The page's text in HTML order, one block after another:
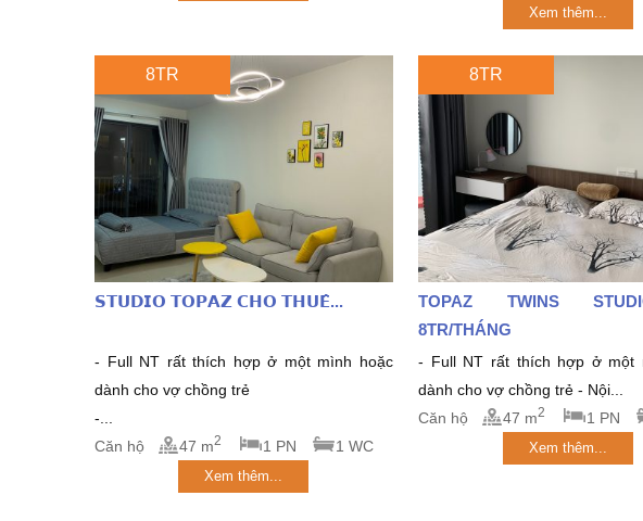
Xem thêm...
8TR
𝗦𝗧𝗨𝗗𝗜𝗢 𝗧𝗢𝗣𝗔𝗭 𝗖𝗛𝗢 𝗧𝗛𝗨𝗘̂...
- Full NT rất thích hợp ở một mình hoặc
dành cho vợ chồng trẻ
-...
Căn hộ
47 m2 1 PN 1 WC
Xem thêm...
8TR
TOPAZ TWINS
8TR/THÁNG
- Full NT rất thích hợp ở một
dành cho vợ chồng trẻ - Nội...
Căn hộ
47 m2 1 PN
Xem thêm...